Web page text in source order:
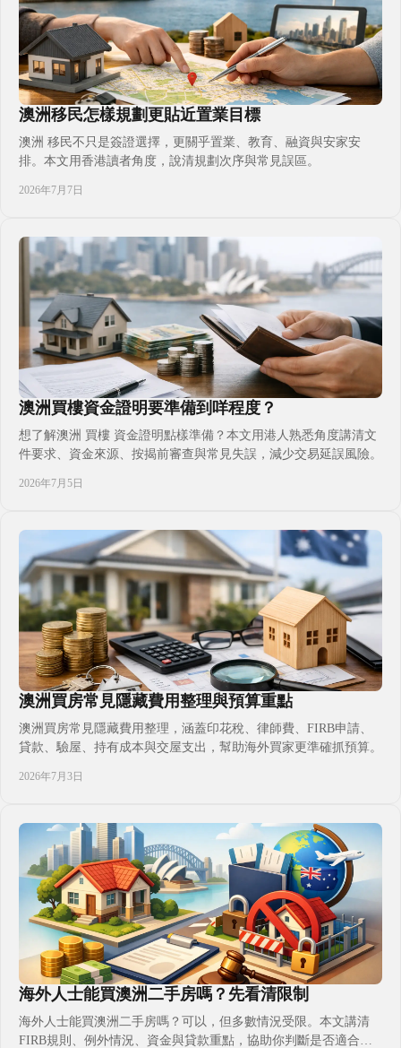
澳洲移民怎樣規劃更貼近置業目標
澳洲 移民不只是簽證選擇，更關乎置業、教育、融資與安家安
排。本文用香港讀者角度，說清規劃次序與常見誤區。
2026年7月7日
澳洲買樓資金證明要準備到咩程度？
想了解澳洲 買樓 資金證明點樣準備？本文用港人熟悉角度講清文
件要求、資金來源、按揭前審查與常見失誤，減少交易延誤風險。
2026年7月5日
澳洲買房常見隱藏費用整理與預算重點
澳洲買房常見隱藏費用整理，涵蓋印花稅、律師費、FIRB申請、
貸款、驗屋、持有成本與交屋支出，幫助海外買家更準確抓預算。
2026年7月3日
海外人士能買澳洲二手房嗎？先看清限制
海外人士能買澳洲二手房嗎？可以，但多數情況受限。本文講清
FIRB規則、例外情況、資金與貸款重點，協助你判斷是否適合入